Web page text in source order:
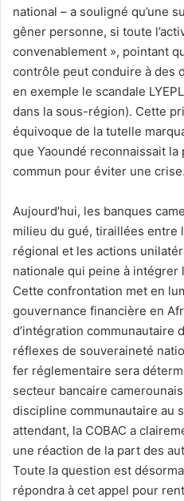
national – a souligné qu’une
gêner personne, si toute
convenablement », pointant
contrôle peut conduire à des
en exemple le scandale
dans la sous-région). Cette
équivoque de la tutelle
que Yaoundé reconnaissait
commun pour éviter une crise.
Aujourd’hui, les banques
milieu du gué, tiraillées
régional et les actions
nationale qui peine à
Cette confrontation met en
gouvernance financière en
d’intégration communautaire
réflexes de souveraineté
fer réglementaire sera
secteur bancaire
discipline communautaire au
attendant, la COBAC a
une réaction de la part des
Toute la question est
répondra à cet appel pour